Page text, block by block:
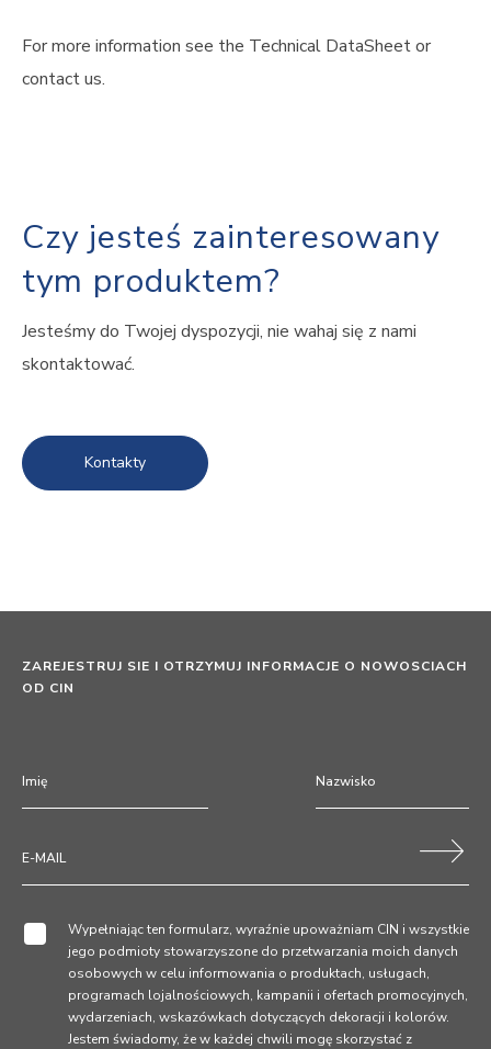
For more information see the Technical DataSheet or
contact us.
Czy jesteś zainteresowany
tym produktem?
Jesteśmy do Twojej dyspozycji, nie wahaj się z nami
skontaktować.
Kontakty
ZAREJESTRUJ SIE I OTRZYMUJ INFORMACJE O NOWOSCIACH
OD CIN
Wypełniając ten formularz, wyraźnie upoważniam CIN i wszystkie
jego podmioty stowarzyszone do przetwarzania moich danych
osobowych w celu informowania o produktach, usługach,
programach lojalnościowych, kampanii i ofertach promocyjnych,
wydarzeniach, wskazówkach dotyczących dekoracji i kolorów.
Jestem świadomy, że w każdej chwili mogę skorzystać z